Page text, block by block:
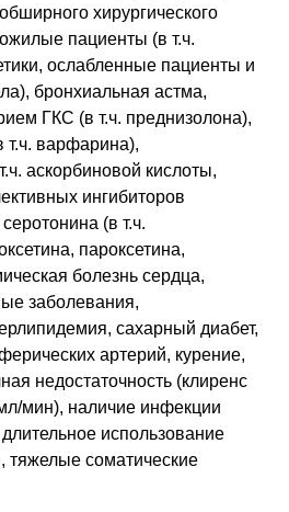
хирургического
пациенты (в т.ч.
ослабленные пациенты и
бронхиальная астма,
ГКС (в т.ч. преднизолона),
т.ч. варфарина),
аскорбиновой кислоты,
ингибиторов
(в т.ч.
пароксетина,
болезнь сердца,
заболевания,
сахарный диабет,
артерий, курение,
недостаточность (клиренс
мин), наличие инфекции
использование
тяжелые соматические